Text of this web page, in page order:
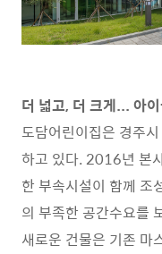
더 넓고, 더 크게... 아
도담어린이집은 경주
하고 있다. 2016년 본
한 부속시설이 함께 조
의 부족한 공간수요를
새로운 건물은 기존 마